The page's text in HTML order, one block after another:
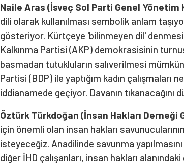
Naile Aras (İsveç Sol Parti Genel Yönetim
dili olarak kullanılması sembolik anlam
gösteriyor. Kürtçeye 'bilinmeyen dil'
Kalkınma Partisi (AKP) demokrasisinin
basmadan tutukluların salıverilmesi
Partisi (BDP) ile yaptığım kadın çalışmaları
iddianamede geçiyor. Davanın tıkanacağını
Öztürk Türkdoğan (İnsan Hakları Derneği
için önemli olan insan hakları
isteyeceğiz. Anadilinde savunma
diğer İHD çalışanları, insan hakları